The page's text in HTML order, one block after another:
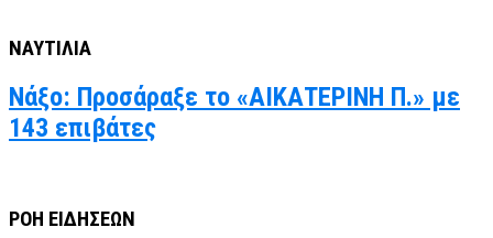
ΝΑΥΤΙΛΙΑ
Νάξο: Προσάραξε το «ΑΙΚΑΤΕΡΙΝΗ Π.» με
143 επιβάτες
ΡΟΗ ΕΙΔΗΣΕΩΝ